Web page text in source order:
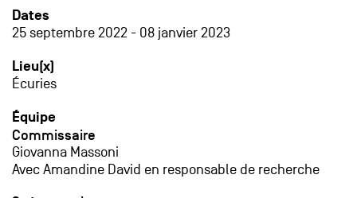
Dates
25 septembre 2022 - 08 janvier 2023
Lieu(x)
Écuries
Équipe
Commissaire
Giovanna Massoni
Avec Amandine David en responsable de recherche